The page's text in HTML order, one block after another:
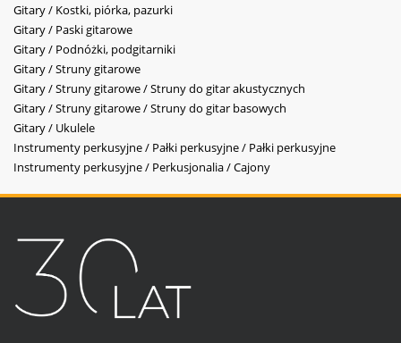
Gitary / Kostki, piórka, pazurki
Gitary / Paski gitarowe
Gitary / Podnóżki, podgitarniki
Gitary / Struny gitarowe
Gitary / Struny gitarowe / Struny do gitar akustycznych
Gitary / Struny gitarowe / Struny do gitar basowych
Gitary / Ukulele
Instrumenty perkusyjne / Pałki perkusyjne / Pałki perkusyjne
Instrumenty perkusyjne / Perkusjonalia / Cajony